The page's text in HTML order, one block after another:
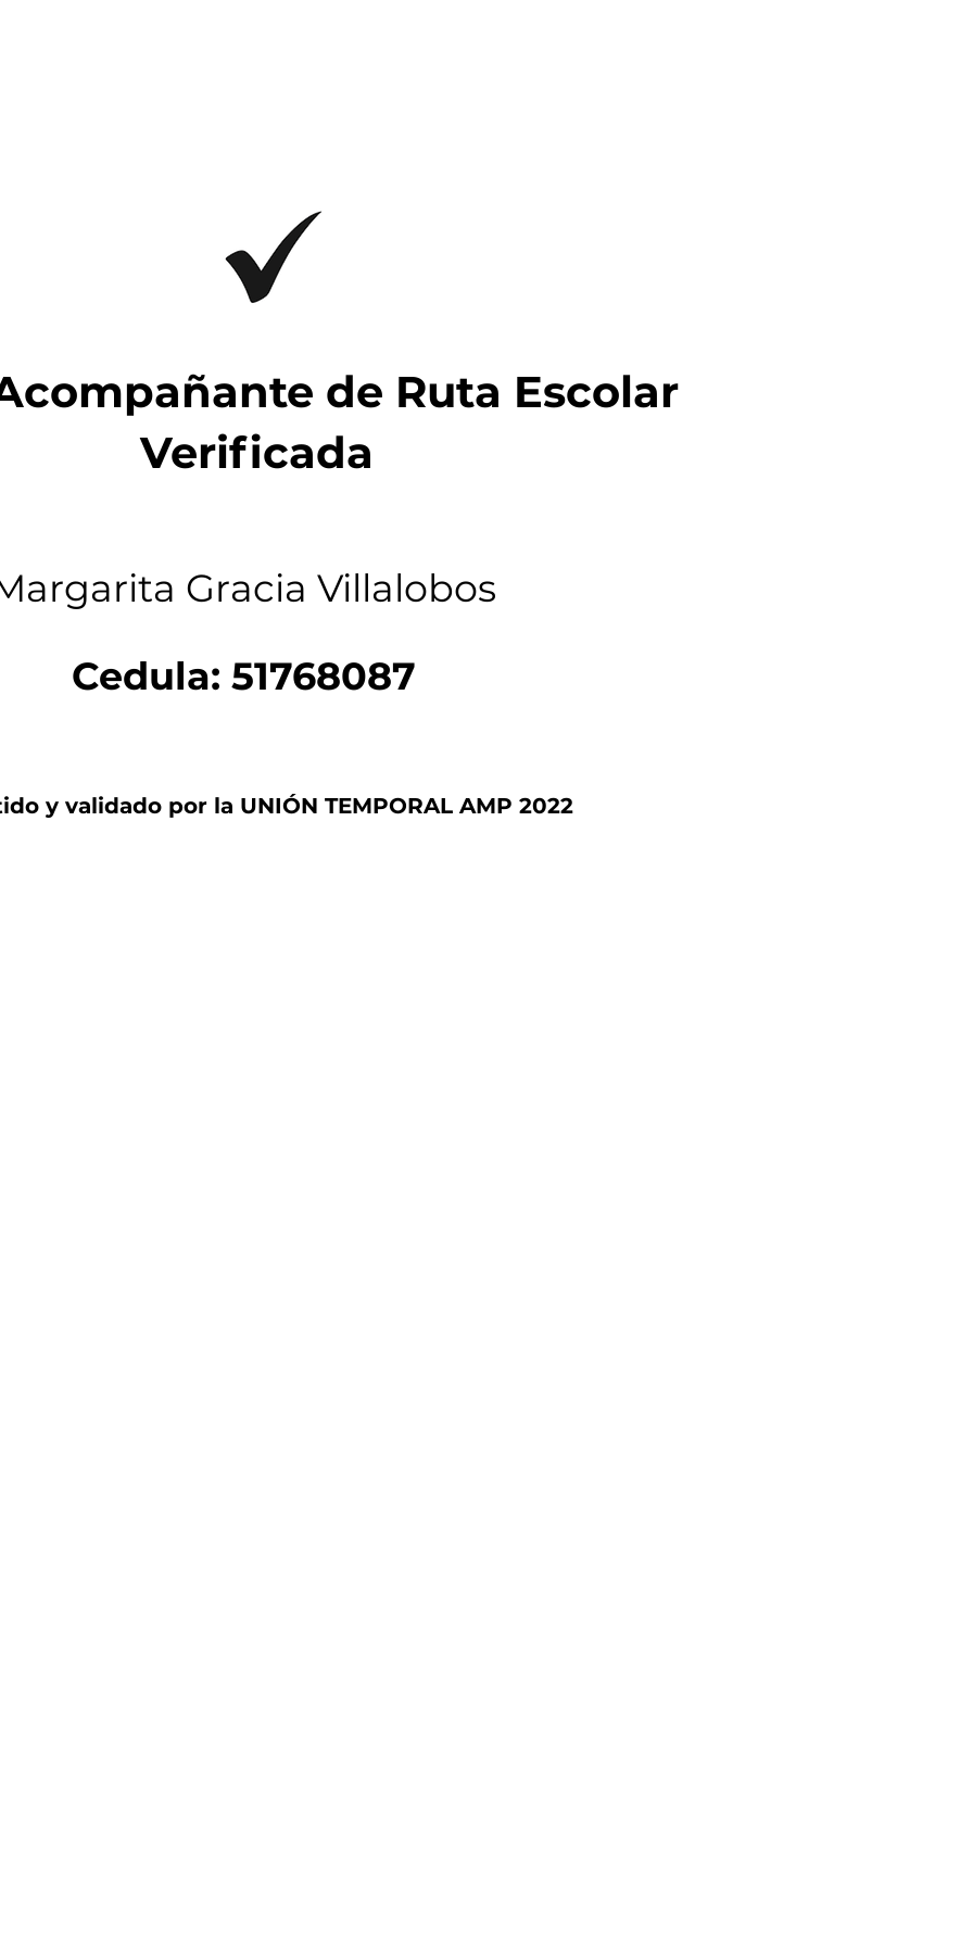
de Ruta Escolar
Verificada
Gracia Villalobos
Cedula: 51768087
y validado por la UNIÓN TEMPORAL AMP 2022